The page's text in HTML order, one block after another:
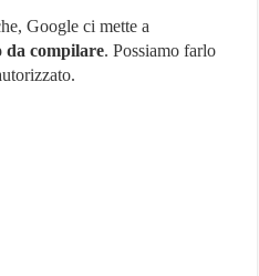
Google ci mette a
da compilare. Possiamo farlo